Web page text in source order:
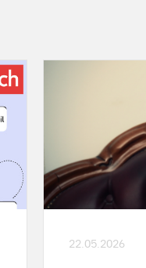
22.05.2026